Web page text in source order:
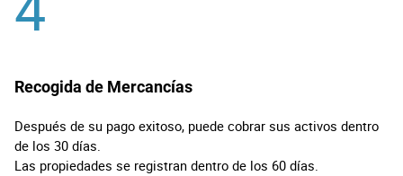
Recogida de Mercancías
Después de su pago exitoso, puede cobrar sus activos dentro
de los 30 días.
Las propiedades se registran dentro de los 60 días.